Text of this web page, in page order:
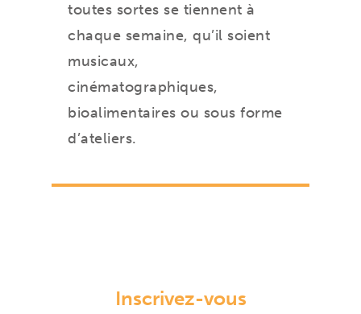
toutes sortes se tiennent à
chaque semaine, qu’il soient
musicaux,
cinématographiques,
bioalimentaires ou sous forme
d’ateliers.
Inscrivez-vous